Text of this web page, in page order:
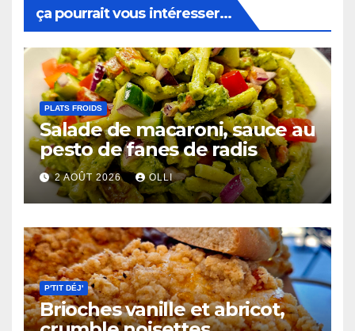
ça pourrait vous intéresser...
PLATS FROIDS
Salade de macaroni, sauce au
pesto de fanes de radis
2 AOÛT 2026 OLLI
P'TIT DÉJ'
Brioches vanille et abricot,